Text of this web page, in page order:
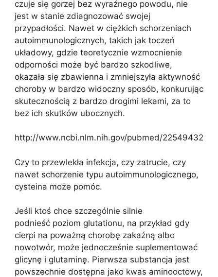
czuje się gorzej bez wyraźnego powodu, nie
jest w stanie zdiagnozować swojej
przypadłości. Nawet w ciężkich schorzeniach
autoimmunologicznych, takich jak toczeń
układowy, gdzie teoretycznie wzmocnienie
odporności może być bardzo szkodliwe,
okazała się zbawienna i zmniejszyła aktywność
choroby w bardzo widoczny sposób, konkurując
skutecznością z bardzo drogimi lekami, za to
bez ich skutków ubocznych.
http://www.ncbi.nlm.nih.gov/pubmed/22549432
Czy to przewlekła infekcja, czy zatrucie, czy
nawet schorzenie typu autoimmunologicznego,
cysteina może pomóc.
Jeśli ktoś chce szczególnie silnie
podnieść poziom glutationu, na przykład gdy
cierpi na poważną chorobę zakaźną albo
nowotwór, może jednocześnie suplementować
glicynę i glutaminę. Pierwsza substancja jest
powszechnie dostępna jako kwas aminooctowy,